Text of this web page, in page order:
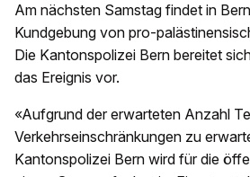
Am nächsten Samstag findet in
Kundgebung von pro-
Die Kantonspolizei Bern bereitet
das Ereignis vor.
«Aufgrund der erwarteten Anzahl
Verkehrseinschränkungen zu
Kantonspolizei Bern wird für die